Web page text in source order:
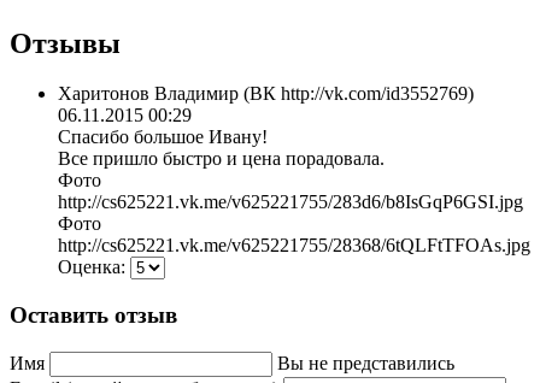
Отзывы
Харитонов Владимир (ВК http://vk.com/id3552769)
06.11.2015 00:29
Спасибо большое Ивану!
Все пришло быстро и цена порадовала.
Фото
http://cs625221.vk.me/v625221755/283d6/b8IsGqP6GSI.jpg
Фото
http://cs625221.vk.me/v625221755/28368/6tQLFtTFOAs.jpg
Оценка:
Оставить отзыв
Имя
Вы не представились